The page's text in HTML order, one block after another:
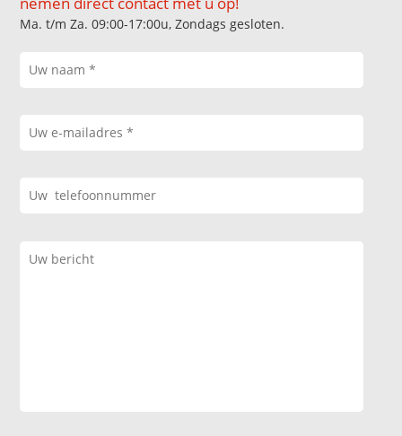
Ma. t/m Za. 09:00-17:00u, Zondags gesloten.